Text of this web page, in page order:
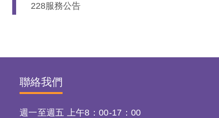
228服務公告
聯絡我們
週一至週五 上午8：00-17：00